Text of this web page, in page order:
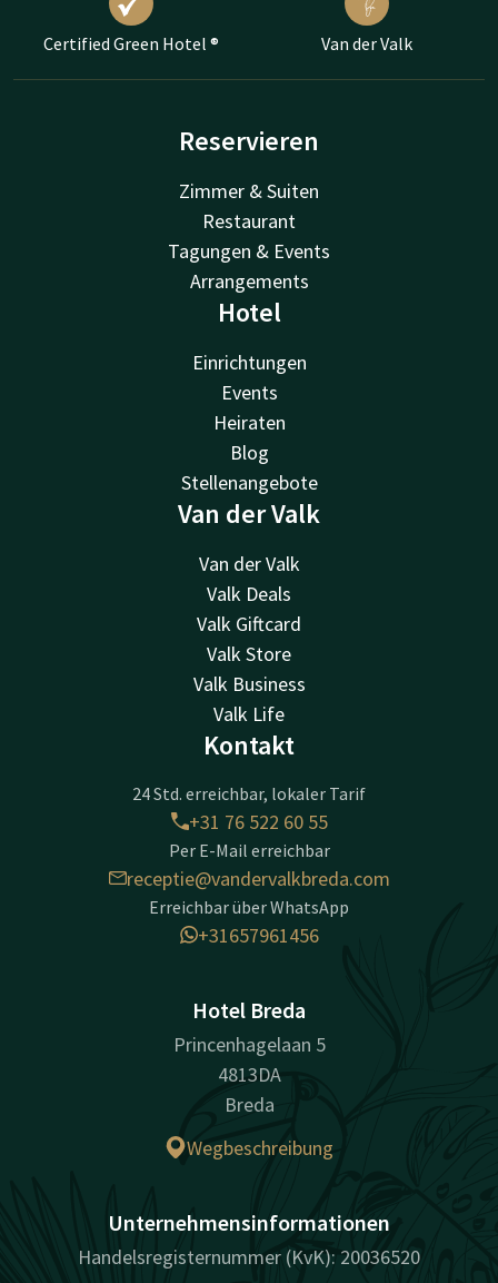
Certified Green Hotel ® Van der Valk
Reservieren
Zimmer & Suiten
Restaurant
Tagungen & Events
Arrangements
Hotel
Einrichtungen
Events
Heiraten
Blog
Stellenangebote
Van der Valk
Van der Valk
Valk Deals
Valk Giftcard
Valk Store
Valk Business
Valk Life
Kontakt
24 Std. erreichbar, lokaler Tarif
+31 76 522 60 55
Per E-Mail erreichbar
receptie@vandervalkbreda.com
Erreichbar über WhatsApp
+31657961456
Hotel Breda
Princenhagelaan 5
4813DA
Breda
Wegbeschreibung
Unternehmensinformationen
Handelsregisternummer (KvK): 20036520